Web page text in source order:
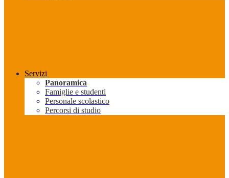
Servizi
Panoramica
Famiglie e studenti
Personale scolastico
Percorsi di studio